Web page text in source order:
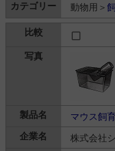
動物用＞
マウス飼
株式会社